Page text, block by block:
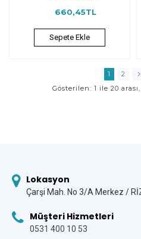
660,45TL
Sepete Ekle
1
2
Gösterilen: 1 ile 20
Lokasyon
Çarşi Mah. No 3/A Merkez /
Müşteri Hizmetleri
0531 400 10 53